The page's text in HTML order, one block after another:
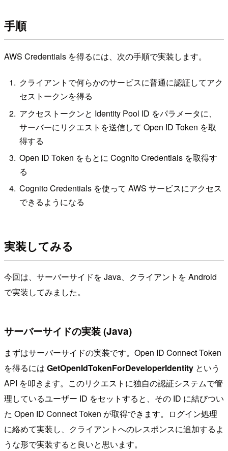
手順
AWS Credentials を得るには、次の手順で実装します。
クライアントで何らかのサービスに普通に認証してアク
セストークンを得る
アクセストークンと Identity Pool ID をパラメータに、
サーバーにリクエストを送信して Open ID Token を取
得する
Open ID Token をもとに Cognito Credentials を取得す
る
Cognito Credentials を使って AWS サービスにアクセス
できるようになる
実装してみる
今回は、サーバーサイドを Java、クライアントを Android
で実装してみました。
サーバーサイドの実装 (Java)
まずはサーバーサイドの実装です。Open ID Connect Token
を得るには GetOpenIdTokenForDeveloperIdentity という
API を叩きます。このリクエストに独自の認証システムで管
理しているユーザー ID をセットすると、その ID に結びつい
た Open ID Connect Token が取得できます。ログイン処理
に絡めて実装し、クライアントへのレスポンスに追加するよ
うな形で実装すると良いと思います。